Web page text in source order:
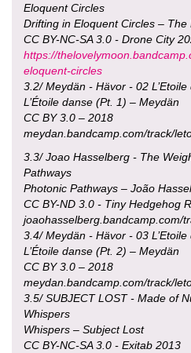
Eloquent Circles
Drifting in Eloquent Circles – The
CC BY-NC-SA 3.0 - Drone City
https://
eloquent-circles
3.2/ Meydän - Hävor - 02
L’Étoile danse (Pt. 1) – Meydän
CC BY 3.0 – 2018
meydan.bandcamp.com/track/
3.3/ Joao Hasselberg - The
Pathways
Photonic Pathways – João
CC BY-ND 3.0 - Tiny Hedgehog
joaohasselberg.bandcamp.com/
3.4/ Meydän - Hävor - 03
L’Étoile danse (Pt. 2) – Meydän
CC BY 3.0 – 2018
meydan.bandcamp.com/track/
3.5/ SUBJECT LOST - Made of
Whispers
Whispers – Subject Lost
CC BY-NC-SA 3.0 - Exitab 2013